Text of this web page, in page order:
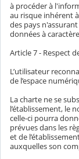
à procéder à
au risque inhérent
des pays
données à
Article 7 - Respect
L’utilisateur
de l’espace
La charte ne se
l’établissement, le
celle-ci pourra
prévues dans les
et de
auxquelles son